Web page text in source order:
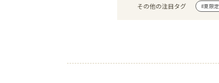
その他の注目タグ #夏限定